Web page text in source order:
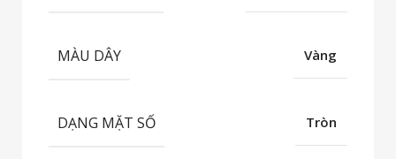
MÀU DÂY Vàng
DẠNG MẶT SỐ Tròn